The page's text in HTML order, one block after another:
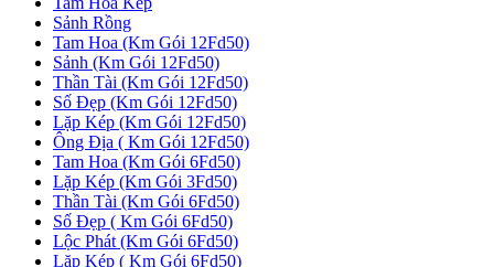
Sảnh Rồng
Tam Hoa (Km Gói 12Fd50)
Sảnh (Km Gói 12Fd50)
Thần Tài (Km Gói 12Fd50)
Số Đẹp (Km Gói 12Fd50)
Lặp Kép (Km Gói 12Fd50)
Ông Địa ( Km Gói 12Fd50)
Tam Hoa (Km Gói 6Fd50)
Lặp Kép (Km Gói 3Fd50)
Thần Tài (Km Gói 6Fd50)
Số Đẹp ( Km Gói 6Fd50)
Lộc Phát (Km Gói 6Fd50)
Lặp Kép ( Km Gói 6Fd50)